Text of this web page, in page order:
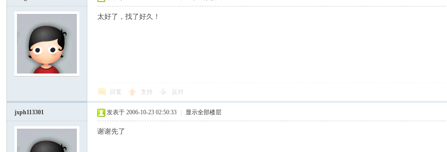
太好了，找了好久！
回复 支持 反对
jxph113301 发表于 2006-10-23 02:50:33 显示全部楼层
谢谢先了